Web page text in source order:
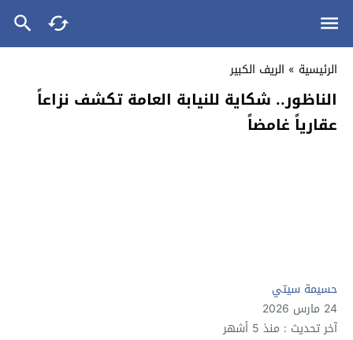
الرئيسية » الريف الكبير
الناظور.. شكاية للنيابة العامة تكشف نزاعاً
عقارياً غامضاً
حسيمة سيتي
24 مارس 2026
آخر تحديث : منذ 5 أشهر